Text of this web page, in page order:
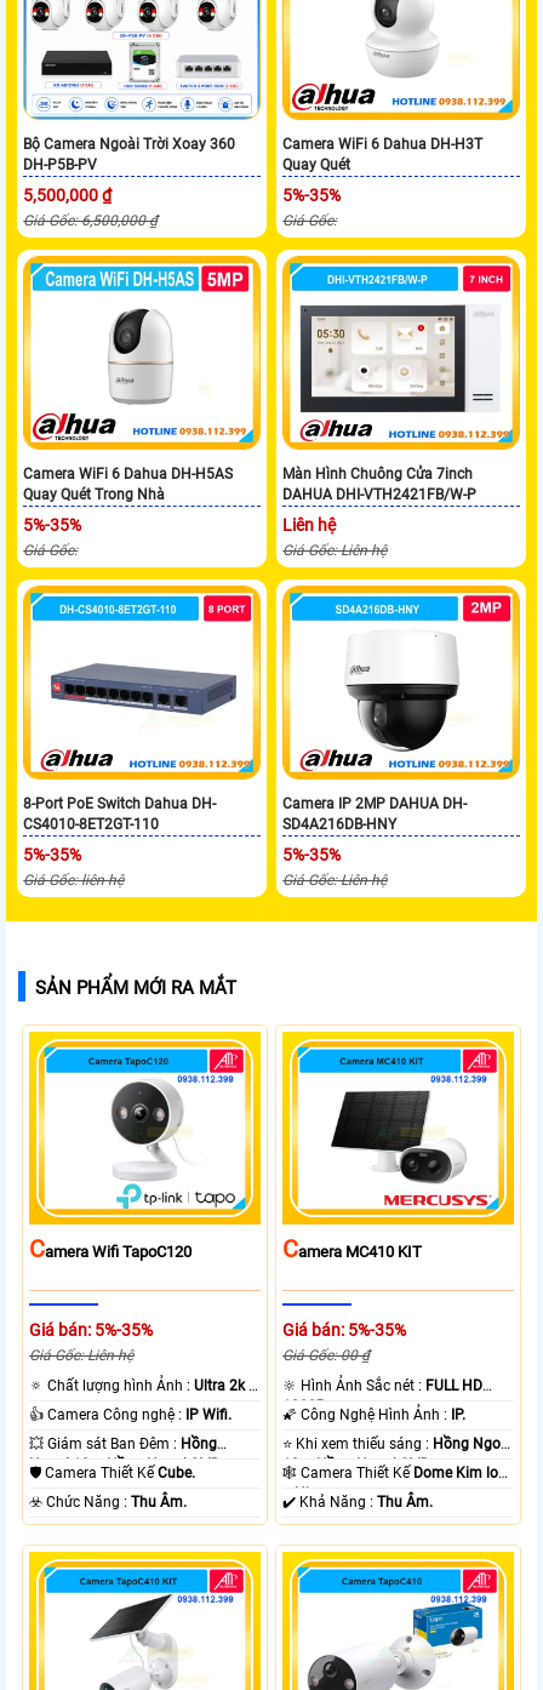
Bộ Camera Ngoài Trời Xoay 360
DH-P5B-PV
5,500,000 ₫
Giá Gốc: 6,500,000 ₫
Camera WiFi 6 Dahua DH-H3T
Quay Quét
5%-35%
Giá Gốc:
Camera WiFi 6 Dahua DH-H5AS
Quay Quét Trong Nhà
5%-35%
Giá Gốc:
Màn Hình Chuông Cửa 7inch
DAHUA DHI-VTH2421FB/W-P
Liên hệ
Giá Gốc: Liên hệ
8-Port PoE Switch Dahua DH-
CS4010-8ET2GT-110
5%-35%
Giá Gốc: liên hệ
Camera IP 2MP DAHUA DH-
SD4A216DB-HNY
5%-35%
Giá Gốc: Liên hệ
SẢN PHẨM MỚI RA MẮT
CAmera Wifi TapoC120
Giá bán: 5%-35%
Giá Gốc: Liên hệ
🔅 Chất lượng hình Ảnh :Ultra 2k +
.
👍 Camera Công nghệ :
IP Wifi.
💥 Giám sát Ban Đêm : Hồng
Ngoại 10m Hồng Ngoại SMD.
🛡 Camera Thiết KếCube.
️☣️ Chức Năng :Thu Âm.
CAmera MC410 KIT
Giá bán: 5%-35%
Giá Gốc: 00 ₫
🔆 Hình Ảnh Sắc nét : FULL HD
1080P .
🌠 Công Nghệ Hình Ảnh :
IP.
⭐ Khi xem thiếu sáng : Hồng Ngoại
10m Hồng Ngoại SMD.
🕸️ Camera Thiết Kế Dome Kim loại
+ Nhựa.
️✔️ Khả Năng :Thu Âm.